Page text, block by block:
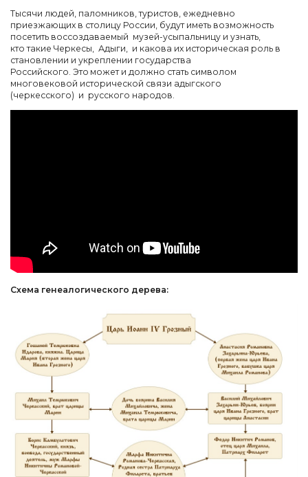
Тысячи людей, паломников, туристов, ежедневно
приезжающих в столицу России, будут иметь возможность
посетить воссоздаваемый музей-усыпальницу и узнать,
кто такие Черкесы, Адыги, и какова их историческая роль в
становлении и укреплении государства
Российского. Это может и должно стать символом
многовековой исторической связи адыгского
(черкесского) и русского народов.
Схема генеалогического дерева: